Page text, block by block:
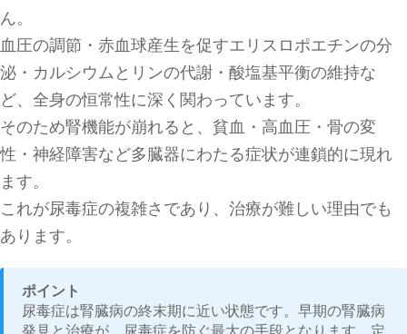
ん。
血圧の調節・赤血球産生を促すエリスロポエチンの分
泌・カルシウムとリンの代謝・酸塩基平衡の維持な
ど、全身の恒常性に深く関わっています。
そのため腎機能が崩れると、貧血・高血圧・骨の変
性・神経障害など多臓器にわたる症状が連鎖的に現れ
ます。
これが尿毒症の複雑さであり、治療が難しい理由でも
あります。
ポイント
尿毒症は腎臓病の終末期に近い状態です。早期の腎臓病
発見と治療が、尿毒症を防ぐ最大の手段となります。定